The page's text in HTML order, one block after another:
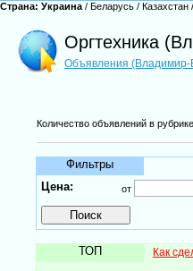
Страна: Украина / Беларусь / Казахстан /
Оргтехника
Объявления (Владимир-
Количество объявлений в
Фильтры
Цена:
от
ТОП Как